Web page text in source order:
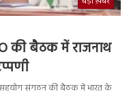
की बैठक में राजनाथ
संगठन की बैठक में भारत के